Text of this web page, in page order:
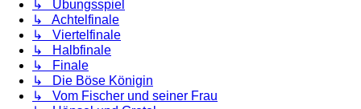
↳ Übungsspiel
↳ Achtelfinale
↳ Viertelfinale
↳ Halbfinale
↳ Finale
↳ Die Böse Königin
↳ Vom Fischer und seiner Frau